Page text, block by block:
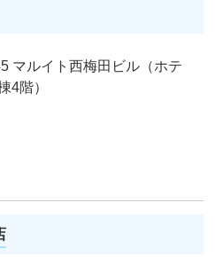
マルイト⻄梅田ビル（ホテ
4階）